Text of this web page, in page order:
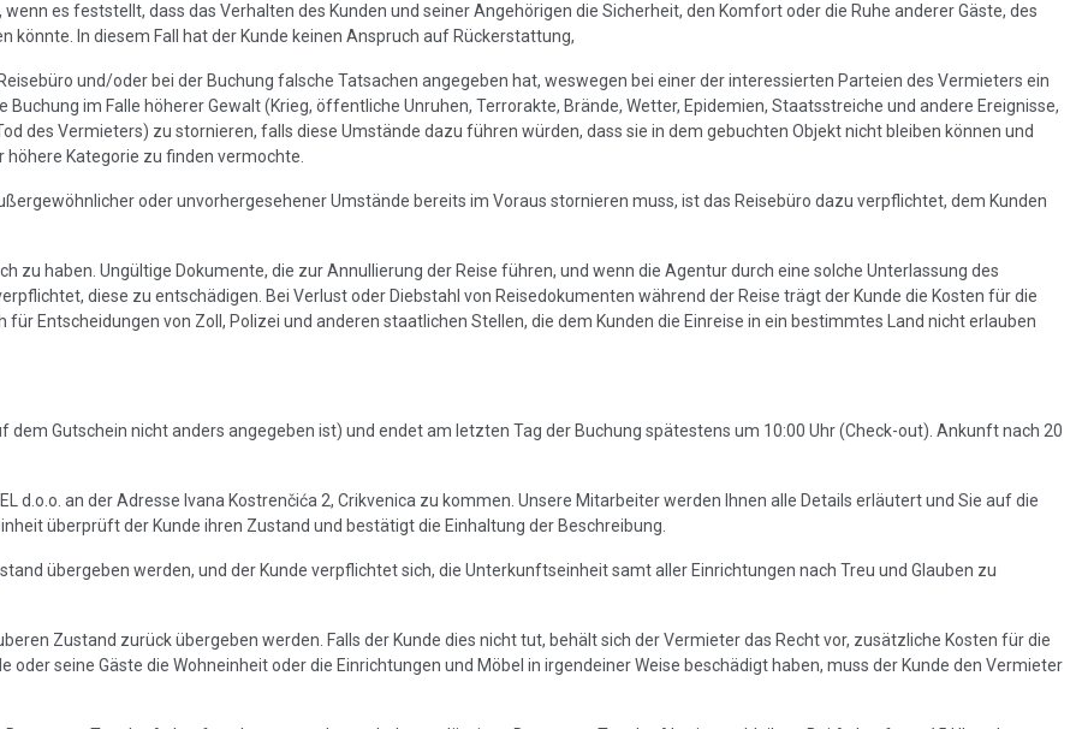
es feststellt, dass das Verhalten des Kunden und seiner Angehörigen die Sicherheit, den Komfort oder die Ruhe anderer Gäste, des
In diesem Fall hat der Kunde keinen Anspruch auf Rückerstattung,
und/oder bei der Buchung falsche Tatsachen angegeben hat, weswegen bei einer der interessierten Parteien des Vermieters ein
im Falle höherer Gewalt (Krieg, öffentliche Unruhen, Terrorakte, Brände, Wetter, Epidemien, Staatsstreiche und andere Ereignisse,
des Vermieters) zu stornieren, falls diese Umstände dazu führen würden, dass sie in dem gebuchten Objekt nicht bleiben können und
Kategorie zu finden vermochte.
oder unvorhergesehener Umstände bereits im Voraus stornieren muss, ist das Reisebüro dazu verpflichtet, dem Kunden
zu haben. Ungültige Dokumente, die zur Annullierung der Reise führen, und wenn die Agentur durch eine solche Unterlassung des
diese zu entschädigen. Bei Verlust oder Diebstahl von Reisedokumenten während der Reise trägt der Kunde die Kosten für die
Entscheidungen von Zoll, Polizei und anderen staatlichen Stellen, die dem Kunden die Einreise in ein bestimmtes Land nicht erlauben
dem Gutschein nicht anders angegeben ist) und endet am letzten Tag der Buchung spätestens um 10:00 Uhr (Check-out). Ankunft nach 20
d.o.o. an der Adresse Ivana Kostrenčića 2, Crikvenica zu kommen. Unsere Mitarbeiter werden Ihnen alle Details erläutert und Sie auf die
überprüft der Kunde ihren Zustand und bestätigt die Einhaltung der Beschreibung.
übergeben werden, und der Kunde verpflichtet sich, die Unterkunftseinheit samt aller Einrichtungen nach Treu und Glauben zu
Zustand zurück übergeben werden. Falls der Kunde dies nicht tut, behält sich der Vermieter das Recht vor, zusätzliche Kosten für die
oder seine Gäste die Wohneinheit oder die Einrichtungen und Möbel in irgendeiner Weise beschädigt haben, muss der Kunde den Vermieter